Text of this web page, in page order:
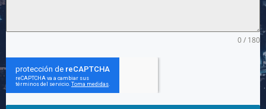
0 / 180